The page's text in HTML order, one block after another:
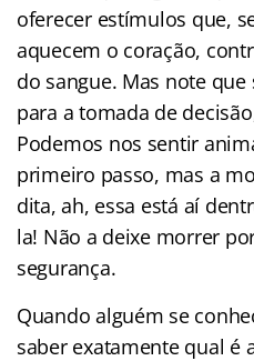
oferecer estímulos que,
aquecem o coração,
do sangue. Mas note
para a tomada de
Podemos nos sentir
primeiro passo, mas a
dita, ah, essa está aí
la! Não a deixe morrer
segurança.
Quando alguém se
saber exatamente qual é